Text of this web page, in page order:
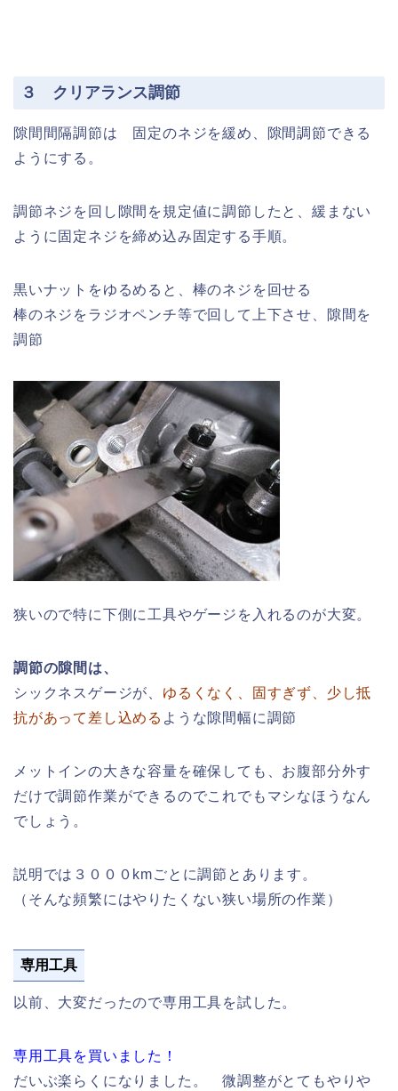
３ クリアランス調節
隙間間隔調節は 固定のネジを緩め、隙間調節できる
ようにする。
調節ネジを回し隙間を規定値に調節したと、緩まない
ように固定ネジを締め込み固定する手順。
黒いナットをゆるめると、棒のネジを回せる
棒のネジをラジオペンチ等で回して上下させ、隙間を
調節
狭いので特に下側に工具やゲージを入れるのが大変。
調節の隙間は、
シックネスゲージが、 ゆるくなく、固すぎず、少し抵
抗があって差し込める ような隙間幅に調節
メットインの大きな容量を確保しても、お腹部分外す
だけで調節作業ができるのでこれでもマシなほうなん
でしょう。
説明では３０００kmごとに調節とあります。
（そんな頻繁にはやりたくない狭い場所の作業）
専用工具
以前、大変だったので専用工具を試した。
専用工具を買いました！
だいぶ楽らくになりました。 微調整がとてもやりや